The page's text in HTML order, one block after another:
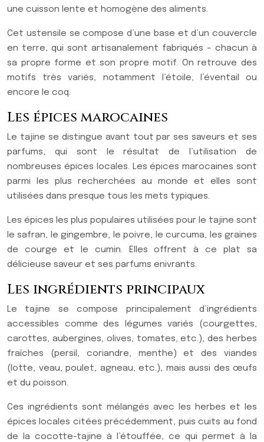
une cuisson lente et homogène des aliments.
Cet ustensile se compose d’une base et d’un couvercle
en terre, qui sont artisanalement fabriqués – chacun à
sa propre forme et son propre motif. On retrouve des
motifs très variés, notamment l’étoile, l’éventail ou
encore le coq.
Les épices marocaines
Le tajine se distingue avant tout par ses saveurs et ses
parfums, qui sont le résultat de l’utilisation de
nombreuses épices locales. Les épices marocaines sont
parmi les plus recherchées au monde et elles sont
utilisées dans presque tous les mets typiques.
Les épices les plus populaires utilisées pour le tajine sont
le safran, le gingembre, le poivre, le curcuma, les graines
de courge et le cumin. Elles offrent à ce plat sa
délicieuse saveur et ses parfums enivrants.
Les ingrédients principaux
Le tajine se compose principalement d’ingrédients
accessibles comme des légumes variés (courgettes,
carottes, aubergines, olives, tomates, etc.), des herbes
fraîches (persil, coriandre, menthe) et des viandes
(lotte, veau, poulet, agneau, etc.), mais aussi des œufs
et du poisson.
Ces ingrédients sont mélangés avec les herbes et les
épices locales citées précédemment, puis cuits au fond
de la cocotte-tajine à l’étouffée, ce qui permet à la